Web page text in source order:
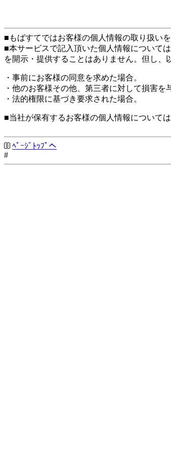
■もばすてではお客様の個人情報の取り扱い
■本サービスで記入頂いた個人情報について
を開示・提供することはありません。但し、
・事前にお客様の同意を求めた場合。
・他のお客様その他、第三者に対して損害を
・法的権限に基づき要求された場合。
■当社が保有するお客様の個人情報について
ﾍﾟｰｼﾞﾄｯﾌﾟへ
#